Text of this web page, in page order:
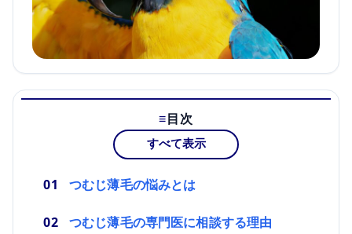
目次
すべて表示
つむじ薄毛の悩みとは
つむじ薄毛の専門医に相談する理由